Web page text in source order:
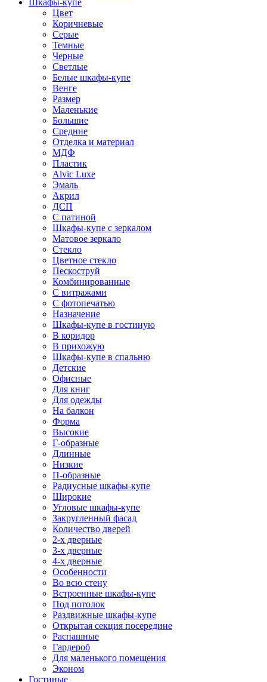
Шкафы-купе
Цвет
Коричневые
Серые
Темные
Черные
Светлые
Белые шкафы-купе
Венге
Размер
Маленькие
Большие
Средние
Отделка и материал
МДФ
Пластик
Alvic Luxe
Эмаль
Акрил
ДСП
С патиной
Шкафы-купе с зеркалом
Матовое зеркало
Стекло
Цветное стекло
Пескоструй
Комбинированные
С витражами
С фотопечатью
Назначение
Шкафы-купе в гостиную
В коридор
В прихожую
Шкафы-купе в спальню
Детские
Офисные
Для книг
Для одежды
На балкон
Форма
Высокие
Г-образные
Длинные
Низкие
П-образные
Радиусные шкафы-купе
Широкие
Угловые шкафы-купе
Закругленный фасад
Количество дверей
2-х дверные
3-х дверные
4-х дверные
Особенности
Во всю стену
Встроенные шкафы-купе
Под потолок
Раздвижные шкафы-купе
Открытая секция посередине
Распашные
Гардероб
Для маленького помещения
Эконом
Гостиные